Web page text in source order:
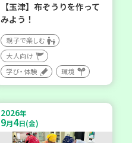
【玉津】布ぞうりを作って
みよう！
親子で楽しむ
大人向け
学び・体験
環境
2026年
9月4日(金)